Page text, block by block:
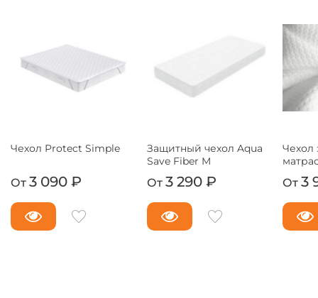
Чехол Protect Simple
От 3 090 ₽
Защитный чехол Aqua
Save Fiber M
От 3 290 ₽
Чехол
От 3